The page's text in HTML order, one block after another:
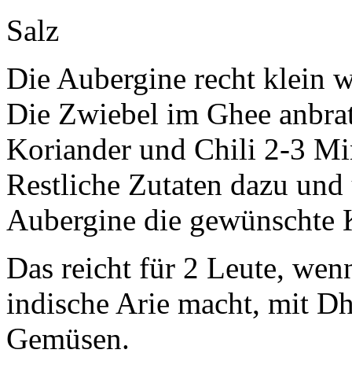
Salz
Die Aubergine recht klein
Die Zwiebel im Ghee
Koriander und Chili 2-3
Restliche Zutaten dazu
Aubergine die gewünschte
Das reicht für 2 Leute,
indische Arie macht, mit
Gemüsen.